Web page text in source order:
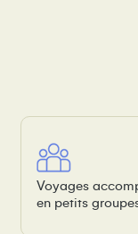
Voyages
en petits